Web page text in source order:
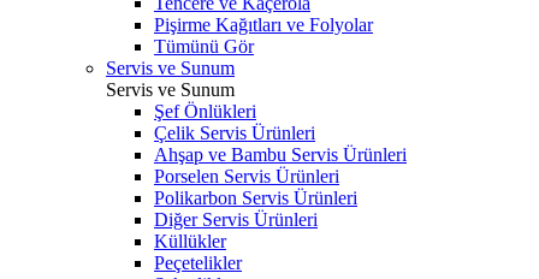
Pişirme Kağıtları ve Folyolar
Tümünü Gör
Servis ve Sunum
Servis ve Sunum
Şef Önlükleri
Çelik Servis Ürünleri
Ahşap ve Bambu Servis Ürünleri
Porselen Servis Ürünleri
Polikarbon Servis Ürünleri
Diğer Servis Ürünleri
Küllükler
Peçetelikler